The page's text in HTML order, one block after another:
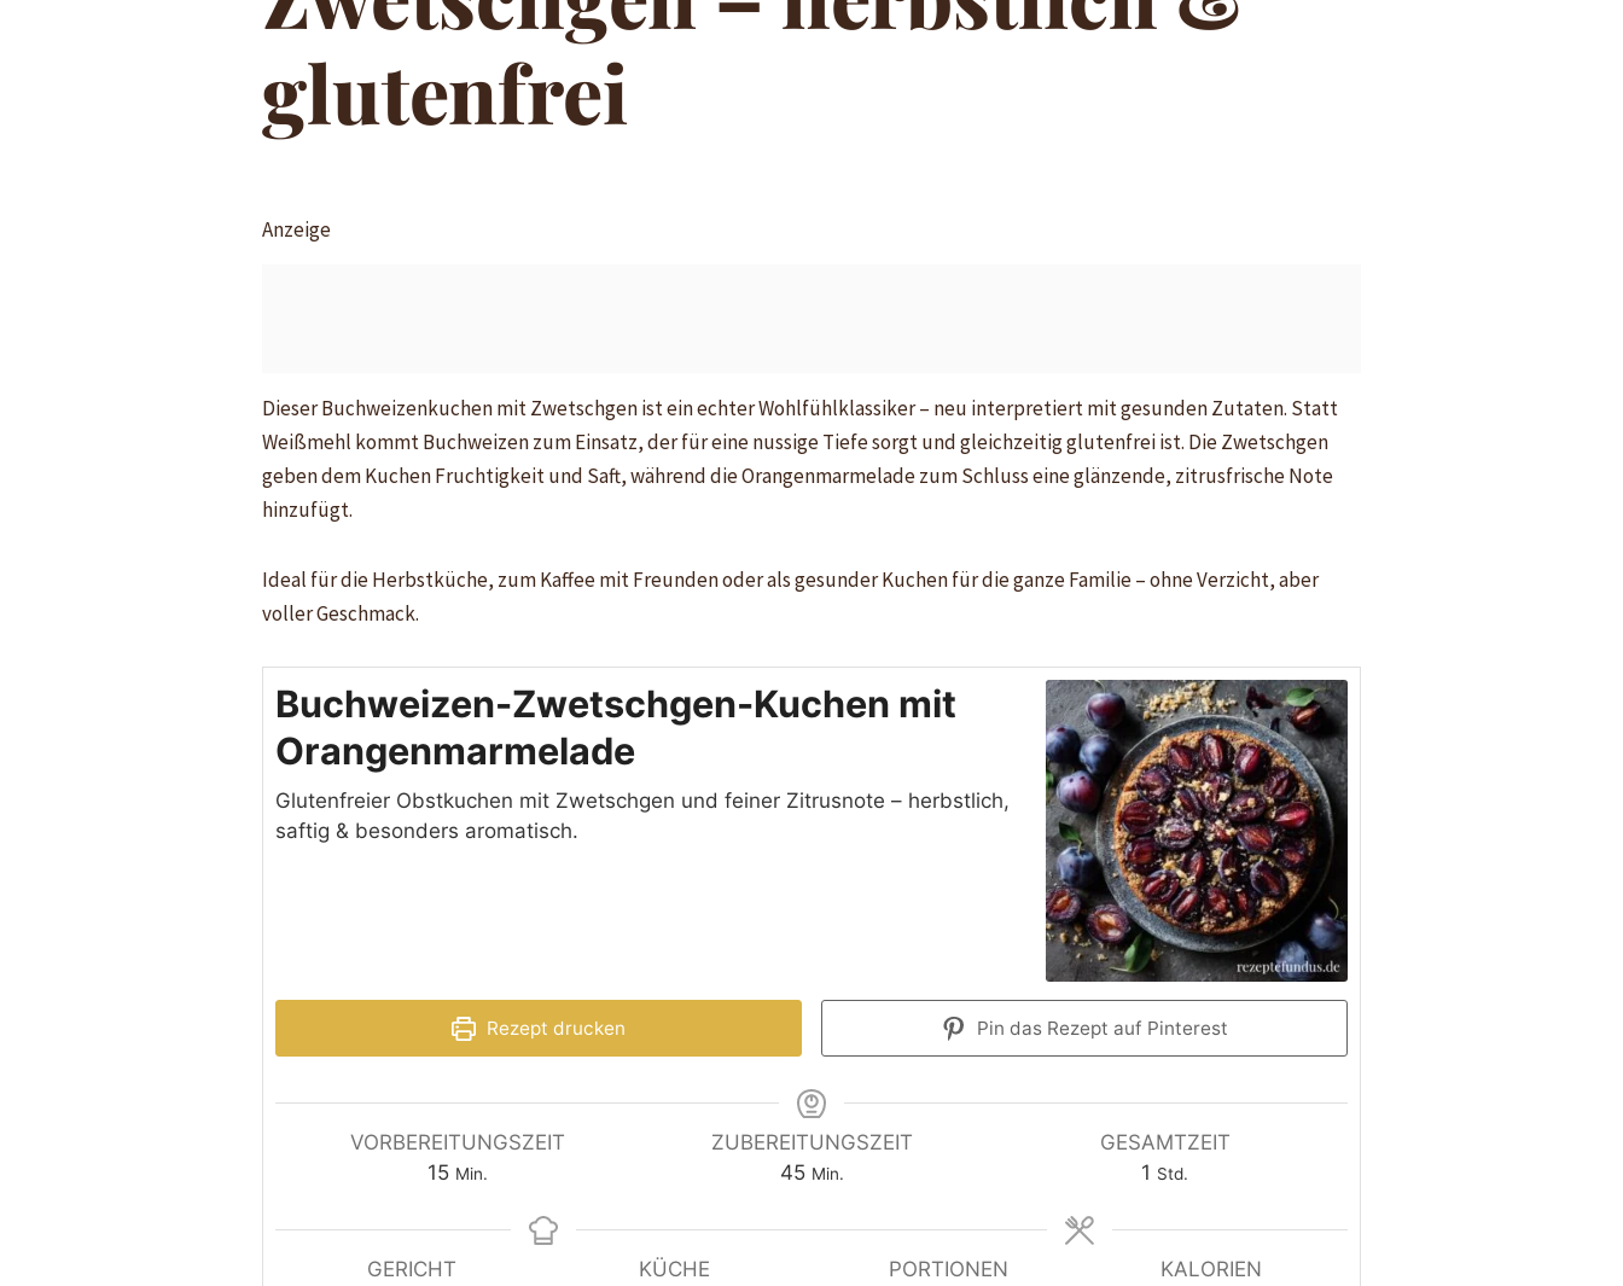
glutenfrei
Anzeige
Dieser Buchweizenkuchen mit Zwetschgen ist ein echter Wohlfühlklassiker – neu interpretiert mit gesunden Zutaten. Statt
Weißmehl kommt Buchweizen zum Einsatz, der für eine nussige Tiefe sorgt und gleichzeitig glutenfrei ist. Die Zwetschgen
geben dem Kuchen Fruchtigkeit und Saft, während die Orangenmarmelade zum Schluss eine glänzende, zitrusfrische Note
hinzufügt.
Ideal für die Herbstküche, zum Kaffee mit Freunden oder als gesunder Kuchen für die ganze Familie – ohne Verzicht, aber
voller Geschmack.
Buchweizen-Zwetschgen-Kuchen mit
Orangenmarmelade
Glutenfreier Obstkuchen mit Zwetschgen und feiner Zitrusnote – herbstlich,
saftig & besonders aromatisch.
Rezept drucken Pin das Rezept auf Pinterest
VORBEREITUNGSZEIT
15 Min.
ZUBEREITUNGSZEIT
45 Min.
GESAMTZEIT
1 Std.
GERICHT
KÜCHE
PORTIONEN
KALORIEN